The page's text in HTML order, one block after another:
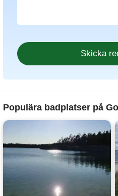
Populära badplatser på